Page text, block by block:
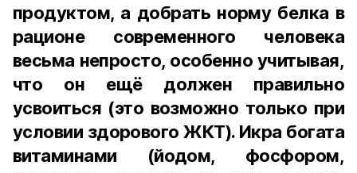
продуктом, а добрать норму белка в
рационе современного человека
весьма непросто, особенно учитывая,
что он ещё должен правильно
усвоиться (это возможно только при
условии здорового ЖКТ). Икра богата
витаминами (йодом, фосфором,